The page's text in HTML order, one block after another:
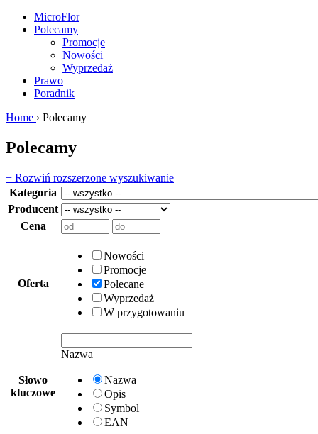
MicroFlor
Polecamy
Promocje
Nowości
Wyprzedaż
Prawo
Poradnik
Home › Polecamy
Polecamy
+ Rozwiń rozszerzone wyszukiwanie
Kategoria
Producent
Cena
Oferta
Nowości
Promocje
Polecane
Wyprzedaż
W przygotowaniu
Słowo
kluczowe
Nazwa
Nazwa
Opis
Symbol
EAN